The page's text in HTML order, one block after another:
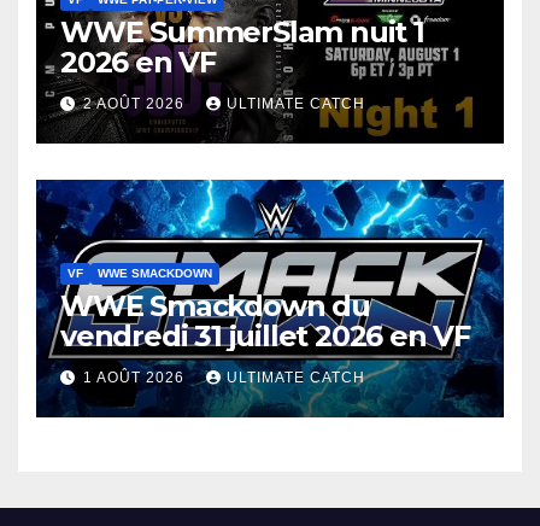
WWE SummerSlam nuit 1
2026 en VF
2 AOÛT 2026 ULTIMATE CATCH
VF WWE SMACKDOWN
WWE Smackdown du
vendredi 31 juillet 2026 en VF
1 AOÛT 2026 ULTIMATE CATCH